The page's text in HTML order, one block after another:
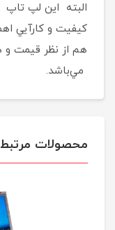
البته این لپ تاپ
کيفيت و کارآيي
هم از نظر قيمت و
مي‌باشد.
محصولات مرتبط